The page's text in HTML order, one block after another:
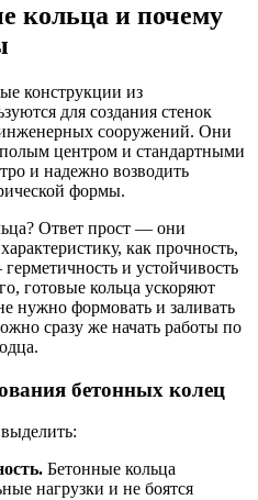
кольца и почему
конструкции из
для создания стенок
сооружений. Они
центром и стандартными
и надежно возводить
формы.
Ответ прост — они
как прочность,
и устойчивость
готовые кольца ускоряют
нужно формовать и заливать
сразу же начать работы по
бетонных колец
Бетонные кольца
нагрузки и не боятся